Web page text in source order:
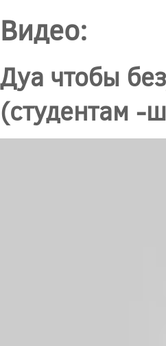
Видео:
Дуа чтобы
(студентам -